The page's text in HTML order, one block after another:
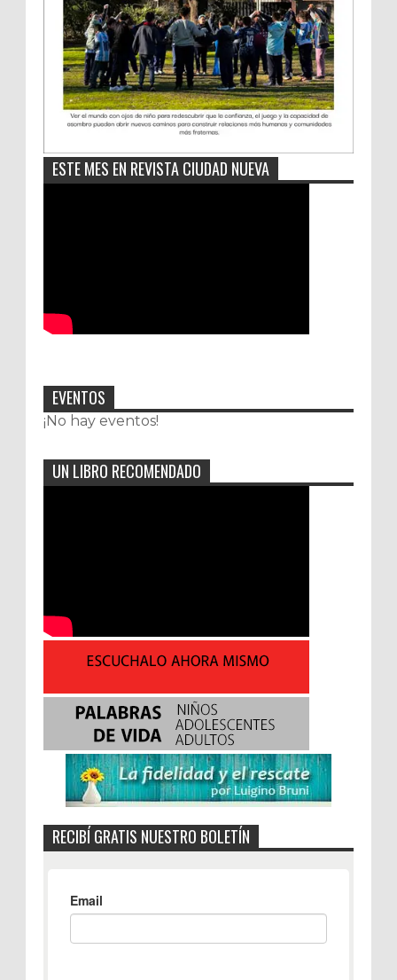
ESTE MES EN REVISTA CIUDAD NUEVA
EVENTOS
¡No hay eventos!
UN LIBRO RECOMENDADO
RECIBÍ GRATIS NUESTRO BOLETÍN